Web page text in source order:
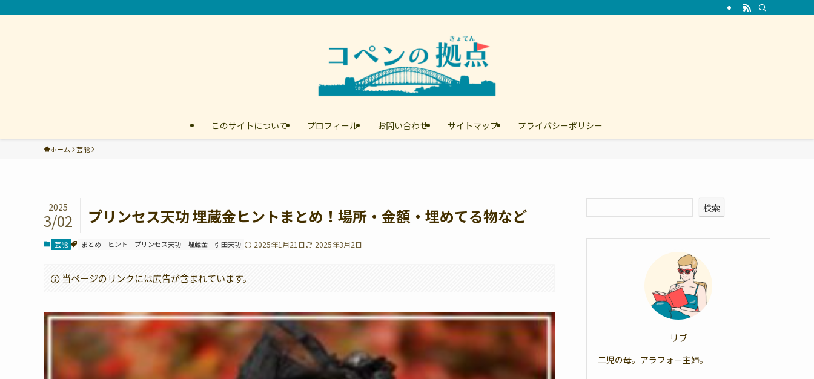
このサイトについて プロフィール お問い合わせ サイトマップ プライバシーポリシー
ホーム 芸能
プリンセス天功 埋蔵金ヒントまとめ！場所・金額・埋めてる物など
2025
3/02
芸能 まとめ ヒント プリンセス天功 埋蔵金 引田天功 2025年1月21日 2025年3月2日
当ページのリンクには広告が含まれています。
検索
リブ
二児の母。アラフォー主婦。